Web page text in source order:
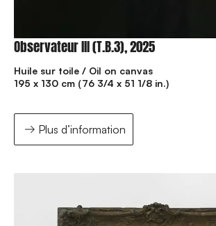
Observateur III (T.B.3), 2025
Huile sur toile / Oil on canvas
195 x 130 cm (76 3/4 x 51 1/8 in.)
Plus d’information